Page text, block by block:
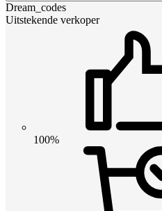
Dream_codes
Uitstekende verkoper
100%